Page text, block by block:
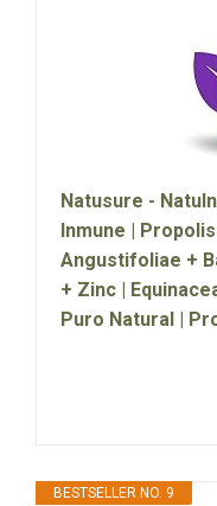
Natusure -
Inmune |
Angustifoliae +
+ Zinc |
Puro Natural |
BESTSELLER NO. 9